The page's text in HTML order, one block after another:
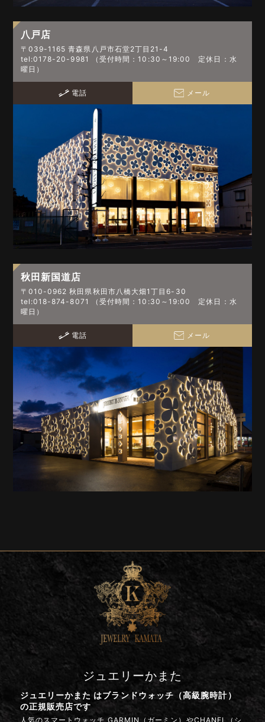
八戸店
〒039-1165 青森県八戸市石堂2丁目21-4
tel:0178-20-9981 （受付時間：10:30～19:00 定休日：水
曜日）
電話 メール
秋田新国道店
〒010-0962 秋田県秋田市八橋大畑1丁目6-30
tel:018-874-8071 （受付時間：10:30～19:00 定休日：水
曜日）
電話 メール
ジュエリーかまた
ジュエリーかまた はブランドウォッチ（高級腕時計）
の正規販売店です
人気のスマートウォッチ GARMIN（ガーミン）やCHANEL（シ